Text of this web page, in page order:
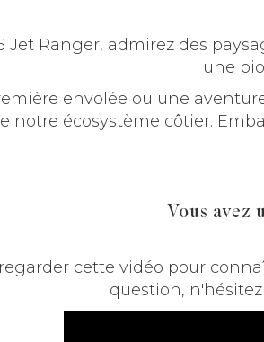
Jet Ranger, admirez des
une
envolée ou une
notre écosystème côtier.
Vous avez
cette vidéo pour
question,